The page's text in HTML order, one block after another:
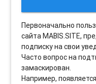
Первоначально
сайта MABIS.SITE,
подписку на свои
Часто вопрос на
замаскирован.
Например,